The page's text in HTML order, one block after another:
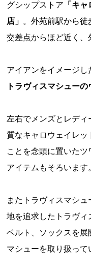
グシップストア 「キ
店」 。外苑前駅から徒
交差点からほど近く、
アイアンをイメージし
トラヴィスマシュー
左右でメンズとレデ
質なキャロウェイレ
ことを念頭に置いた
アイテムもそろいます
またトラヴィスマシ
地を追求したトラヴ
ベルト、ソックスを展
マシューを取り扱って